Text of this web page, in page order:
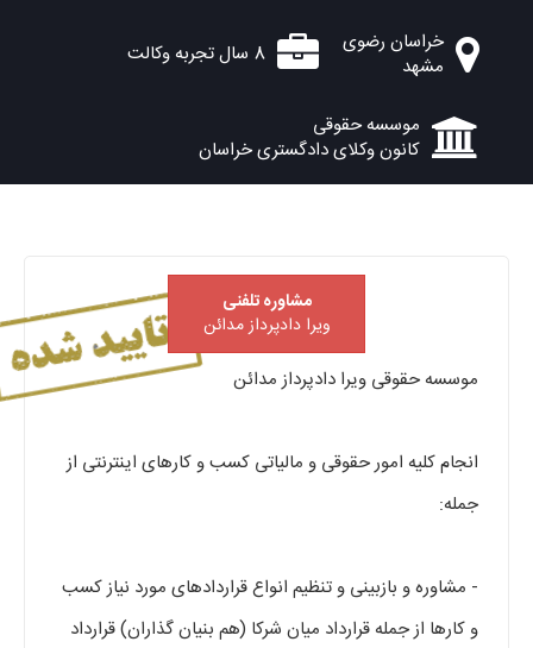
خراسان رضوی
مشهد
8 سال تجربه وکالت
موسسه حقوقی
کانون وکلای دادگستری خراسان
مشاوره تلفنی
ویرا دادپرداز مدائن
موسسه حقوقی ویرا دادپرداز مدائن
انجام کلیه امور حقوقی و مالیاتی کسب و کارهای اینترنتی از
جمله:
- مشاوره و بازبینی و تنظیم انواع قراردادهای مورد نیاز کسب
و کارها از جمله قرارداد میان شرکا (‌هم بنیان گذاران) قرارداد